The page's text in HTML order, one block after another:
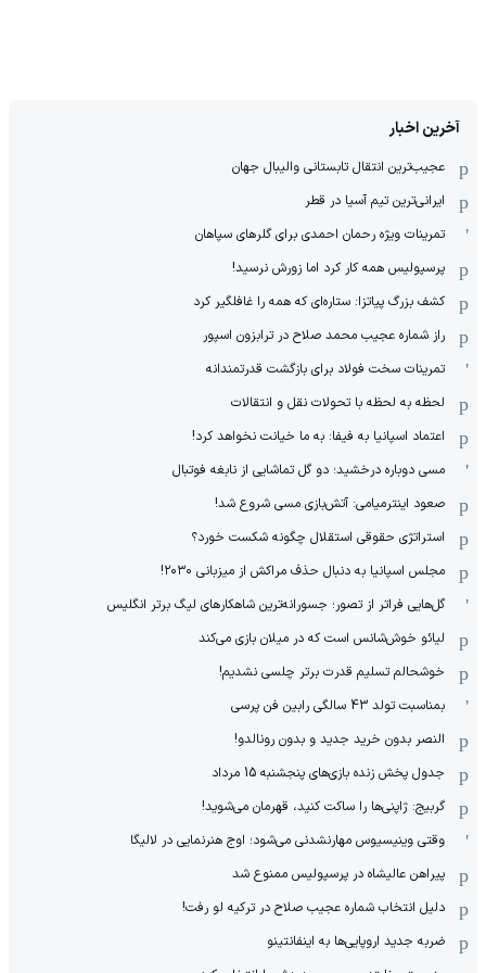
آخرین اخبار
عجیب‌ترین انتقال تابستانی والیبال جهان
ایرانی‌ترین تیم آسیا در قطر
تمرینات ویژه رحمان احمدی برای گلرهای سپاهان
پرسپولیس همه کار کرد اما زورش نرسید!
کشف بزرگ پیاتزا: ستاره‌ای که همه را غافلگیر کرد
راز شماره عجیب محمد صلاح در ترابزون اسپور
تمرینات سخت فولاد برای بازگشت قدرتمندانه
لحظه به لحظه با تحولات نقل و انتقالات
اعتماد اسپانیا به فیفا: به ما خیانت نخواهد کرد!
مسی دوباره درخشید؛ دو گل تماشایی از نابغه فوتبال
صعود اینترمیامی: آتش‌بازی مسی شروع شد!
استراتژی حقوقی استقلال چگونه شکست خورد؟
مجلس اسپانیا به دنبال حذف مراکش از میزبانی ۲۰۳۰!
گل‌هایی فراتر از تصور؛ جسورانه‌ترین شاهکارهای لیگ برتر انگلیس
لیائو خوش‌شانس است که در میلان بازی می‌کند
خوشحالم تسلیم قدرت برتر چلسی نشدیم!
بمناسبت تولد 43 سالگی رابین فن پرسی
النصر بدون خرید جدید و بدون رونالدو!
جدول پخش زنده بازی‌های پنجشنبه 15 مرداد
گربیج: ژاپنی‌ها را ساکت کنید، قهرمان می‌شوید!
وقتی وینیسیوس مهارنشدنی می‌شود؛ اوج هنرنمایی در لالیگا
پیراهن عالیشاه در پرسپولیس ممنوع شد
دلیل انتخاب شماره عجیب صلاح در ترکیه لو رفت!
ضربه جدید اروپایی‌ها به اینفانتینو